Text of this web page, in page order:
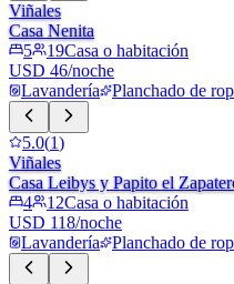
Viñales
Casa Nenita
5
19Casa o habitación
USD 46/noche
Lavandería
Planchado de
5.0(1)
Viñales
Casa Leibys y Papito el
4
12Casa o habitación
USD 118/noche
Lavandería
Planchado de